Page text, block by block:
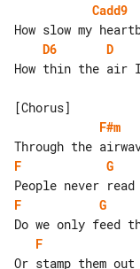
Cadd9
D6
D
How thin the air
F#m
F
G
F
G
F